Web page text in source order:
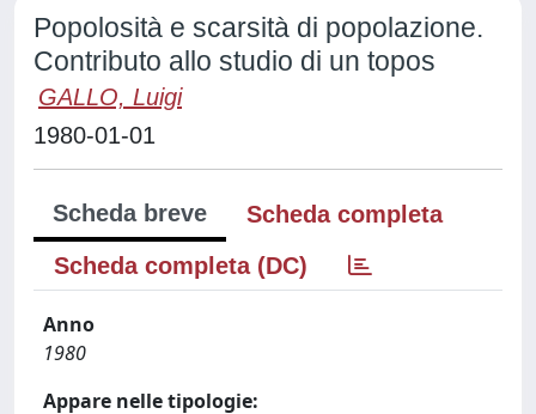
Popolosità e scarsità di popolazione.
Contributo allo studio di un topos
GALLO, Luigi
1980-01-01
Scheda breve
Scheda completa
Scheda completa (DC)
Anno
1980
Appare nelle tipologie: